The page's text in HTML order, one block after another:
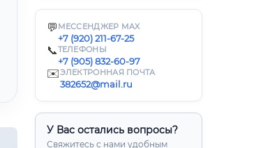
💬 МЕССЕНДЖЕР MAX
+7 (920) 211-67-25
📞ТЕЛЕФОНЫ
+7 (905) 832-60-97
✉️ЭЛЕКТРОННАЯ ПОЧТА
382652@mail.ru
У Вас остались вопросы?
Свяжитесь с нами удобным